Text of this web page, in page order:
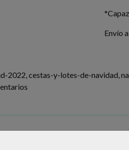
Envío
2022 cestas-y-lotes-de-navidad